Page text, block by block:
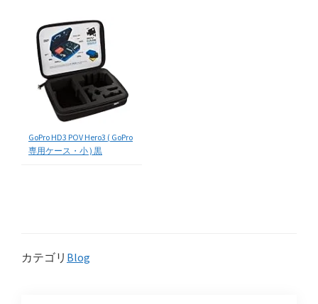
GoPro HD3 POV Hero3 ( GoPro
専用ケース・小 ) 黒
カテゴリ Blog